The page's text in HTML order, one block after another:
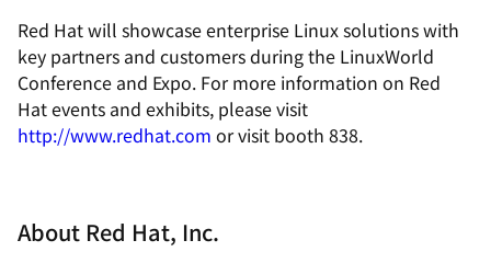
Red Hat will showcase enterprise Linux solutions with
key partners and customers during the LinuxWorld
Conference and Expo. For more information on Red
Hat events and exhibits, please visit
http://www.redhat.com or visit booth 838.
About Red Hat, Inc.